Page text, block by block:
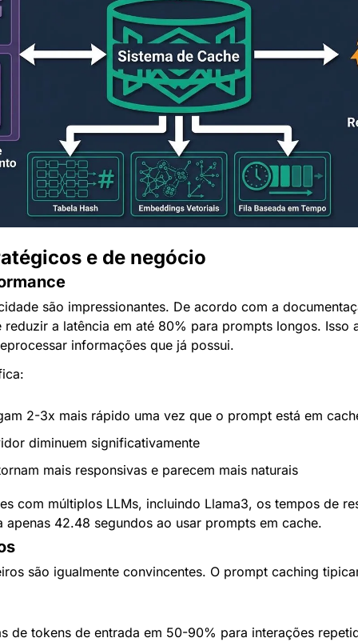
e de negócio
são impressionantes. De acordo com a
a latência em até 80% para prompts longos. Isso
informações que já possui.
2-3x mais rápido uma vez que o prompt está em
diminuem significativamente
mais responsivas e parecem mais naturais
com múltiplos LLMs, incluindo Llama3, os tempos de
apenas 42.48 segundos ao usar prompts em cache.
são igualmente convincentes. O prompt caching
de tokens de entrada em 50-90% para interações